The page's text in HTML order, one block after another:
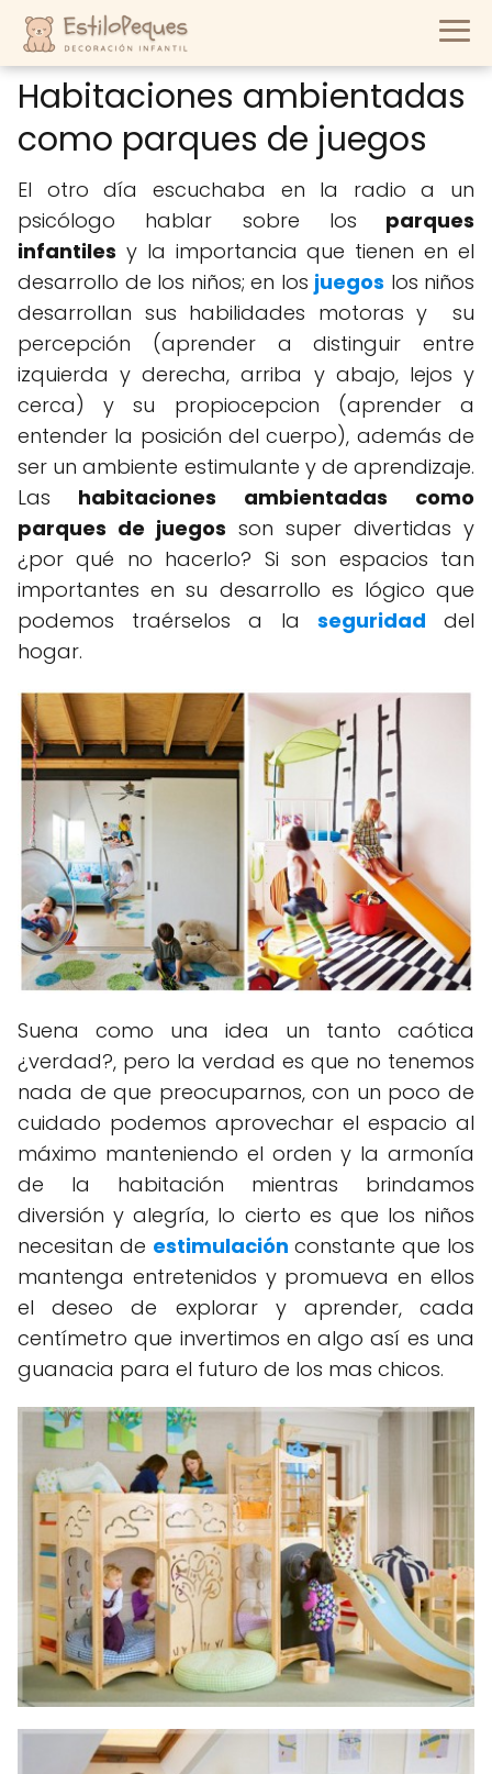
Habitaciones ambientadas
como parques de juegos
El otro día escuchaba en la radio a un
psicólogo hablar sobre los parques
infantiles y la importancia que tienen en el
desarrollo de los niños; en los juegos los niños
desarrollan sus habilidades motoras y su
percepción (aprender a distinguir entre
izquierda y derecha, arriba y abajo, lejos y
cerca) y su propiocepcion (aprender a
entender la posición del cuerpo), además de
ser un ambiente estimulante y de aprendizaje.
Las habitaciones ambientadas como
parques de juegos son super divertidas y
¿por qué no hacerlo? Si son espacios tan
importantes en su desarrollo es lógico que
podemos traérselos a la seguridad del
hogar.
Suena como una idea un tanto caótica
¿verdad?, pero la verdad es que no tenemos
nada de que preocuparnos, con un poco de
cuidado podemos aprovechar el espacio al
máximo manteniendo el orden y la armonía
de la habitación mientras brindamos
diversión y alegría, lo cierto es que los niños
necesitan de estimulación constante que los
mantenga entretenidos y promueva en ellos
el deseo de explorar y aprender, cada
centímetro que invertimos en algo así es una
guanacia para el futuro de los mas chicos.